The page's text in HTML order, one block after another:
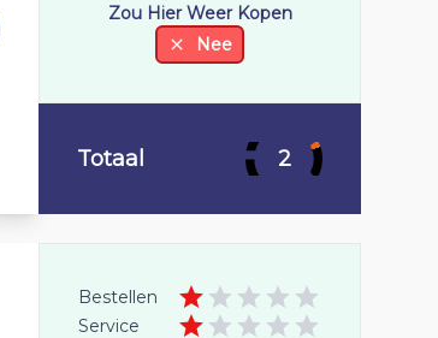
Zou Hier Weer Kopen
Nee
Totaal 2
Bestellen
Service